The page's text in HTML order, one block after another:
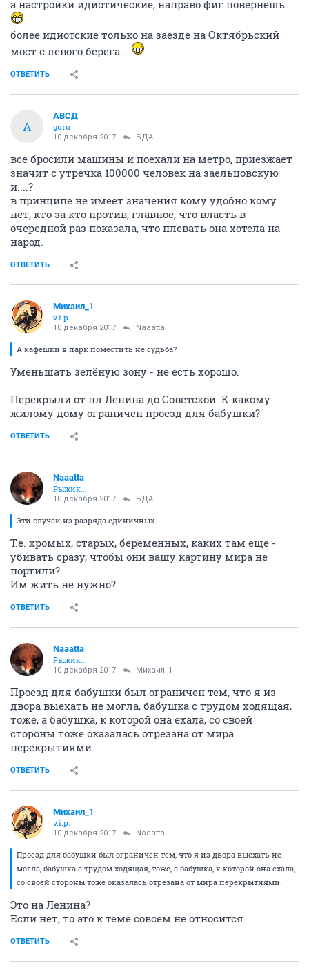
а настройки идиотические, направо фиг повернёшь
более идиотские только на заезде на Октябрьский
мост с левого берега...
ОТВЕТИТЬ
А
АВСД
guru
10 декабря 2017 БДА
все бросили машины и поехали на метро, приезжает
значит с утречка 100000 человек на заельцовскую
и....?
в принципе не имеет значения кому удобно кому
нет, кто за кто против, главное, что власть в
очередной раз показала, что плевать она хотела на
народ.
ОТВЕТИТЬ
Михаил_1
v.i.p.
10 декабря 2017 Naaatta
А кафешки в парк поместить не судьба?
Уменьшать зелёную зону - не есть хорошо.
Перекрыли от пл.Ленина до Советской. К какому
жилому дому ограничен проезд для бабушки?
ОТВЕТИТЬ
Naaatta
Рыжик.....
10 декабря 2017 БДА
Эти случаи из разряда единичных
Т.е. хромых, старых, беременных, каких там еще -
убивать сразу, чтобы они вашу картину мира не
портили?
Им жить не нужно?
ОТВЕТИТЬ
Naaatta
Рыжик.....
10 декабря 2017 Михаил_1
Проезд для бабушки был ограничен тем, что я из
двора выехать не могла, бабушка с трудом ходящая,
тоже, а бабушка, к которой она ехала, со своей
стороны тоже оказалась отрезана от мира
перекрытиями.
ОТВЕТИТЬ
Михаил_1
v.i.p.
10 декабря 2017 Naaatta
Проезд для бабушки был ограничен тем, что я из двора выехать не
могла, бабушка с трудом ходящая, тоже, а бабушка, к которой она ехала,
со своей стороны тоже оказалась отрезана от мира перекрытиями.
Это на Ленина?
Если нет, то это к теме совсем не относится
ОТВЕТИТЬ